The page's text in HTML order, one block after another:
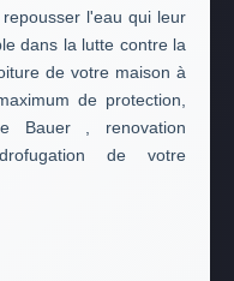
l'eau qui leur
dans la lutte contre la
de votre maison à
de protection,
Bauer , renovation
de votre